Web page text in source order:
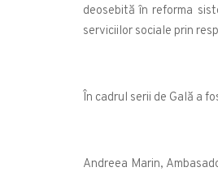
deosebită în reforma
serviciilor sociale prin
În cadrul serii de Gală a
Andreea Marin,